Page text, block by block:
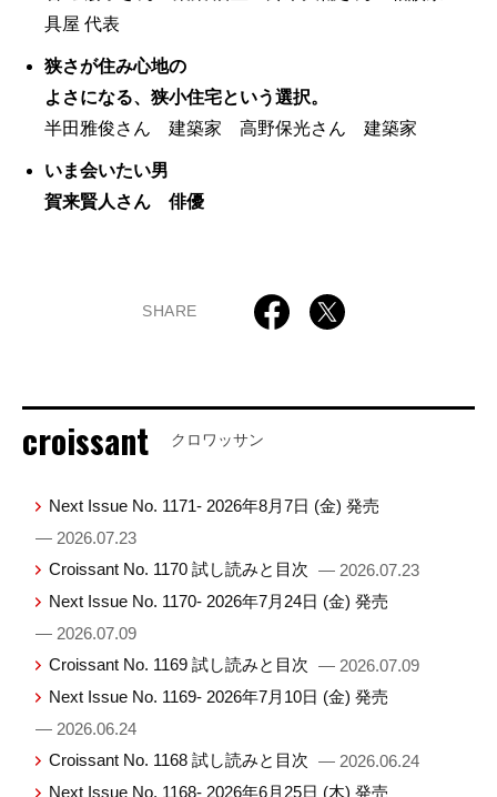
具屋 代表
狭さが住み心地の
よさになる、狭小住宅という選択。
半田雅俊さん 建築家 高野保光さん 建築家
いま会いたい男
賀来賢人さん 俳優
SHARE
croissant クロワッサン
Next Issue No. 1171- 2026年8月7日 (金) 発売
— 2026.07.23
Croissant No. 1170 試し読みと目次 — 2026.07.23
Next Issue No. 1170- 2026年7月24日 (金) 発売
— 2026.07.09
Croissant No. 1169 試し読みと目次 — 2026.07.09
Next Issue No. 1169- 2026年7月10日 (金) 発売
— 2026.06.24
Croissant No. 1168 試し読みと目次 — 2026.06.24
Next Issue No. 1168- 2026年6月25日 (木) 発売